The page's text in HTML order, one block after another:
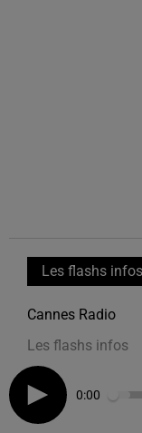
Les flashs infos
Cannes Radio
Les flashs infos
0:00